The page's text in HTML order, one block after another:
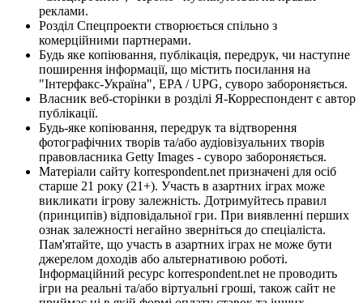
реклами.
Розділ Спецпроекти створюється спільно з
комерційними партнерами.
Будь яке копіювання, публікація, передрук, чи наступне
поширення інформації, що містить посилання на
"Інтерфакс-Україна", EPA / UPG, суворо забороняється.
Власник веб-сторінки в розділі Я-Корреспондент є автор
публікації.
Будь-яке копіювання, передрук та відтворення
фотографічних творів та/або аудіовізуальних творів
правовласника Getty Images - суворо забороняється.
Матеріали сайту korrespondent.net призначені для осіб
старше 21 року (21+). Участь в азартних іграх може
викликати ігрову залежність. Дотримуйтесь правил
(принципів) відповідальної гри. При виявленні перших
ознак залежності негайно зверніться до спеціаліста.
Пам'ятайте, що участь в азартних іграх не може бути
джерелом доходів або альтернативою роботі.
Інформаційний ресурс korrespondent.net не проводить
ігри на реальні та/або віртуальні гроші, також сайт не